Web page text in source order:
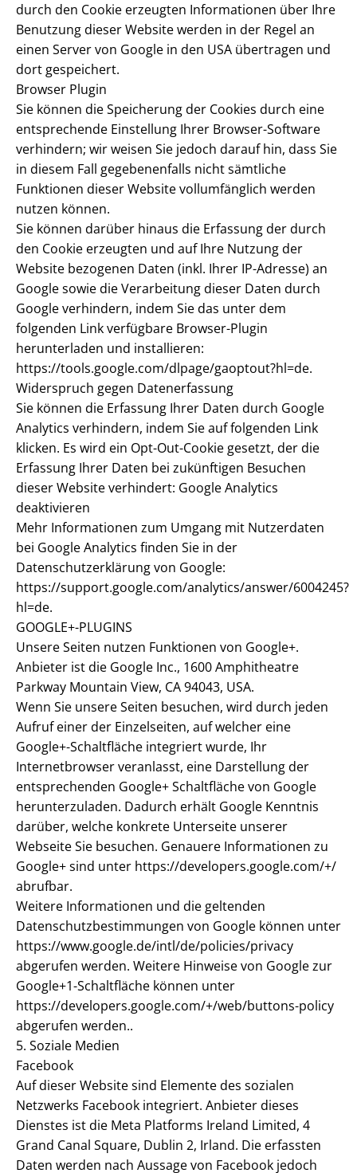
durch den Cookie erzeugten Informationen über Ihre
Benutzung dieser Website werden in der Regel an
einen Server von Google in den USA übertragen und
dort gespeichert.
Browser Plugin
Sie können die Speicherung der Cookies durch eine
entsprechende Einstellung Ihrer Browser-Software
verhindern; wir weisen Sie jedoch darauf hin, dass Sie
in diesem Fall gegebenenfalls nicht sämtliche
Funktionen dieser Website vollumfänglich werden
nutzen können.
Sie können darüber hinaus die Erfassung der durch
den Cookie erzeugten und auf Ihre Nutzung der
Website bezogenen Daten (inkl. Ihrer IP-Adresse) an
Google sowie die Verarbeitung dieser Daten durch
Google verhindern, indem Sie das unter dem
folgenden Link verfügbare Browser-Plugin
herunterladen und installieren:
https://tools.google.com/dlpage/gaoptout?hl=de.
Widerspruch gegen Datenerfassung
Sie können die Erfassung Ihrer Daten durch Google
Analytics verhindern, indem Sie auf folgenden Link
klicken. Es wird ein Opt-Out-Cookie gesetzt, der die
Erfassung Ihrer Daten bei zukünftigen Besuchen
dieser Website verhindert: Google Analytics
deaktivieren
Mehr Informationen zum Umgang mit Nutzerdaten
bei Google Analytics finden Sie in der
Datenschutzerklärung von Google:
https://support.google.com/analytics/answer/6004245?
hl=de.
GOOGLE+-PLUGINS
Unsere Seiten nutzen Funktionen von Google+.
Anbieter ist die Google Inc., 1600 Amphitheatre
Parkway Mountain View, CA 94043, USA.
Wenn Sie unsere Seiten besuchen, wird durch jeden
Aufruf einer der Einzelseiten, auf welcher eine
Google+-Schaltfläche integriert wurde, Ihr
Internetbrowser veranlasst, eine Darstellung der
entsprechenden Google+ Schaltfläche von Google
herunterzuladen. Dadurch erhält Google Kenntnis
darüber, welche konkrete Unterseite unserer
Webseite Sie besuchen. Genauere Informationen zu
Google+ sind unter https://developers.google.com/+/
abrufbar.
Weitere Informationen und die geltenden
Datenschutzbestimmungen von Google können unter
https://www.google.de/intl/de/policies/privacy
abgerufen werden. Weitere Hinweise von Google zur
Google+1-Schaltfläche können unter
https://developers.google.com/+/web/buttons-policy
abgerufen werden..
5. Soziale Medien
Facebook
Auf dieser Website sind Elemente des sozialen
Netzwerks Facebook integriert. Anbieter dieses
Dienstes ist die Meta Platforms Ireland Limited, 4
Grand Canal Square, Dublin 2, Irland. Die erfassten
Daten werden nach Aussage von Facebook jedoch